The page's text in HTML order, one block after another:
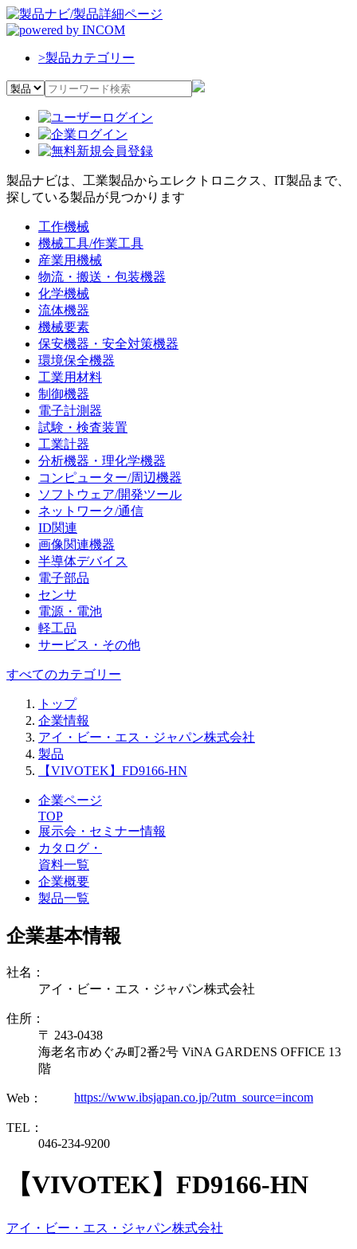
>製品カテゴリー
製品ナビは、工業製品からエレクトロニクス、IT製品まで、
探している製品が見つかります
工作機械
機械工具/作業工具
産業用機械
物流・搬送・包装機器
化学機械
流体機器
機械要素
保安機器・安全対策機器
環境保全機器
工業用材料
制御機器
電子計測器
試験・検査装置
工業計器
分析機器・理化学機器
コンピューター/周辺機器
ソフトウェア/開発ツール
ネットワーク/通信
ID関連
画像関連機器
半導体デバイス
電子部品
センサ
電源・電池
軽工品
サービス・その他
すべてのカテゴリー
トップ
企業情報
アイ・ビー・エス・ジャパン株式会社
製品
【VIVOTEK】FD9166-HN
企業ページ
TOP
展示会・セミナー情報
カタログ・
資料一覧
企業概要
製品一覧
企業基本情報
社名：
アイ・ビー・エス・ジャパン株式会社
住所：
〒 243-0438
海老名市めぐみ町2番2号 ViNA GARDENS OFFICE 13
階
Web： https://www.ibsjapan.co.jp/?utm_source=incom
TEL：
046-234-9200
【VIVOTEK】FD9166-HN
アイ・ビー・エス・ジャパン株式会社